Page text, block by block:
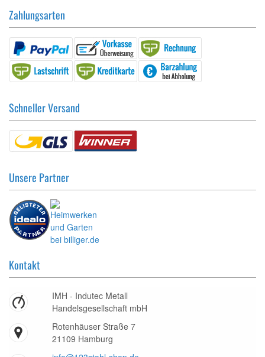
Zahlungsarten
Schneller Versand
Unsere Partner
Kontakt
IMH - Indutec Metall
Handelsgesellschaft mbH
Rotenhäuser Straße 7
21109 Hamburg